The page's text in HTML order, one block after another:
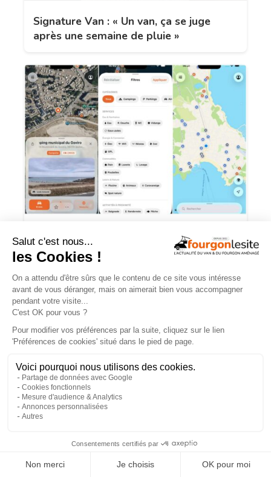
Signature Van : « Un van, ça se juge
après une semaine de pluie »
Lecampeur.fr : l’application nouvelle et
gratuite qui simplifie le bivouac en
camping-car